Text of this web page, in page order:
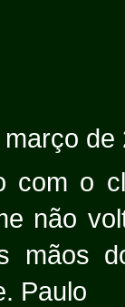
de
com o
não
mãos
Paulo